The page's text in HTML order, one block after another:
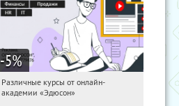
-5%
14:31:04 Получили:
Различные курсы от онлайн-
академии «Эдюсон»